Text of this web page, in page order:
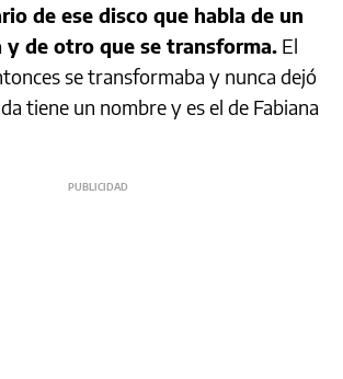
de ese disco que habla de un
y de otro que se transforma. El
se transformaba y nunca dejó
tiene un nombre y es el de Fabiana